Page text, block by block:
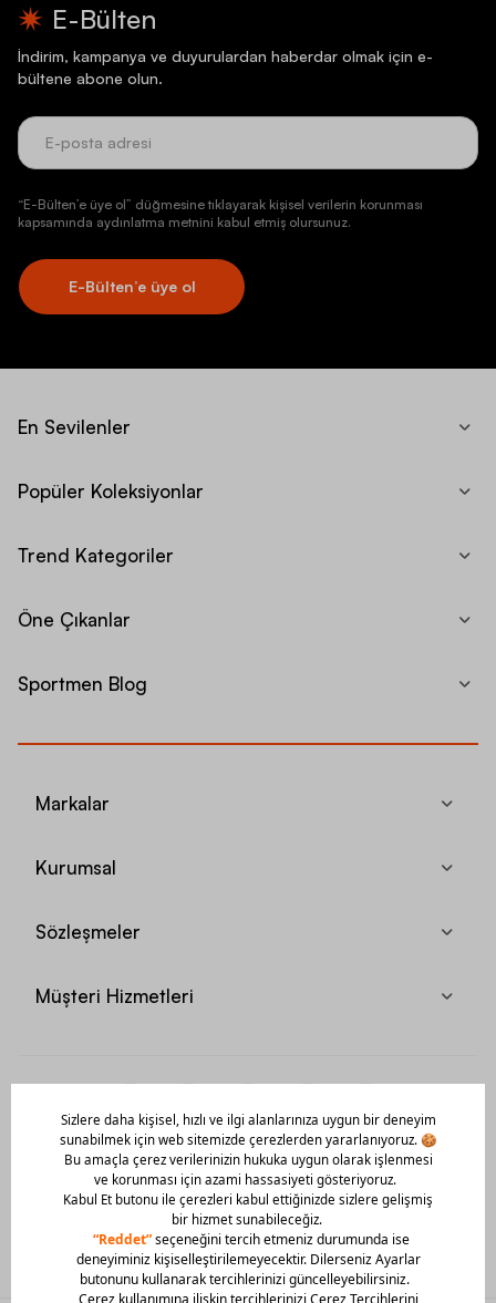
E-Bülten
İndirim, kampanya ve duyurulardan haberdar olmak için e-
bültene abone olun.
“E-Bülten’e üye ol” düğmesine tıklayarak kişisel verilerin korunması
kapsamında aydınlatma metnini kabul etmiş olursunuz.
E-Bülten’e üye ol
En Sevilenler
Popüler Koleksiyonlar
Trend Kategoriler
Öne Çıkanlar
Sportmen Blog
Markalar
Kurumsal
Sözleşmeler
Müşteri Hizmetleri
Mobil Uygulamamızı Hemen İndir!